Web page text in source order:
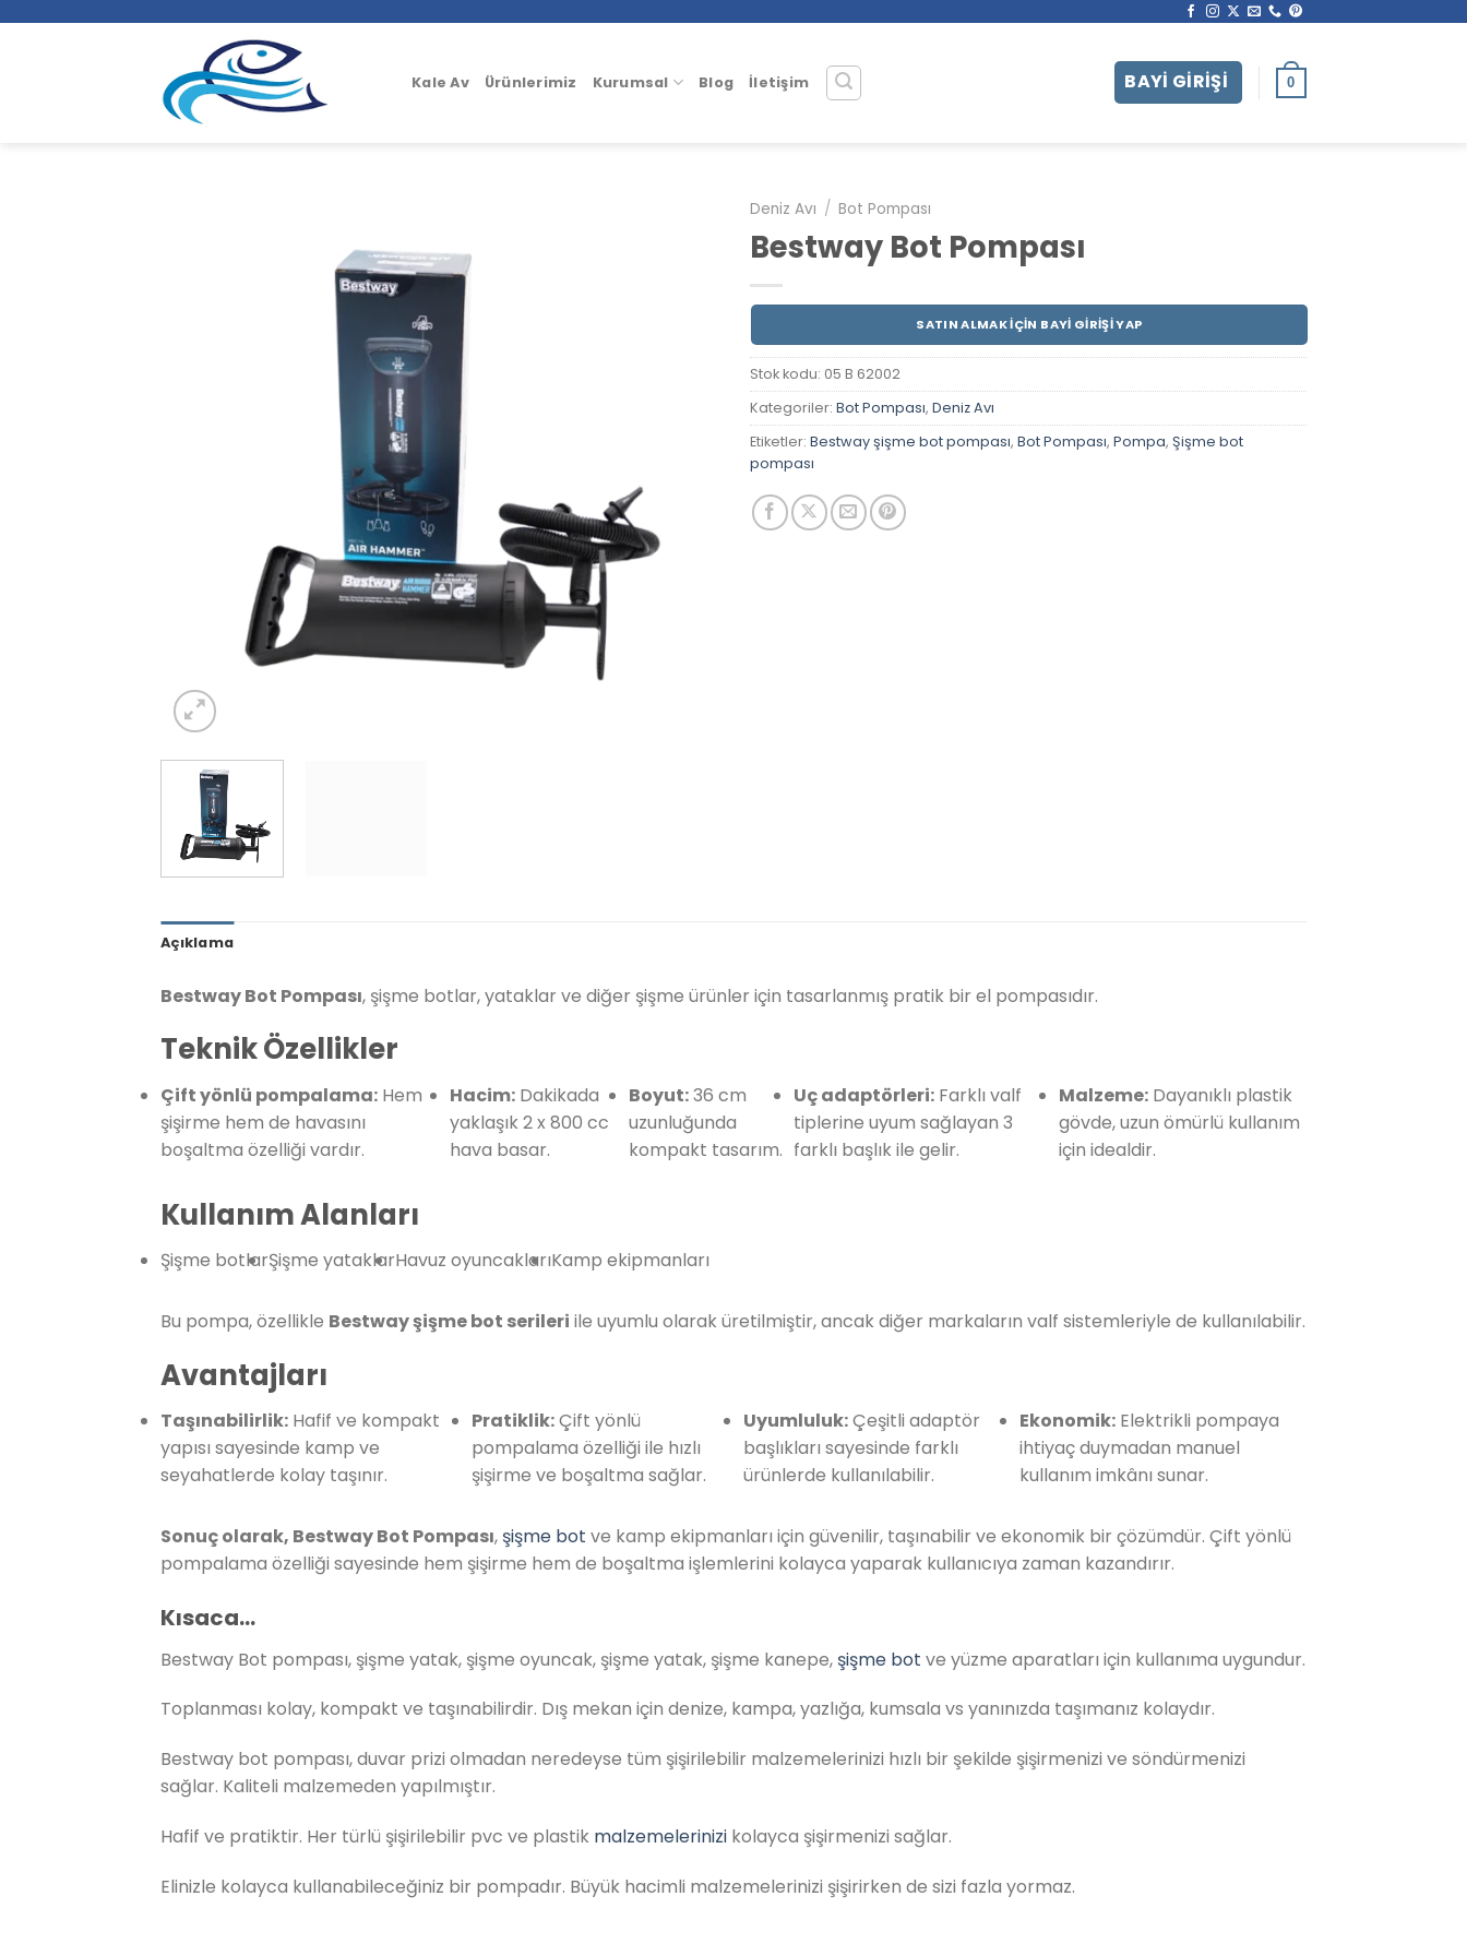
Kale Av Ürünlerimiz Kurumsal Blog İletişim 0
Deniz Avı / Bot Pompası
Bestway Bot Pompası
SATIN ALMAK İÇIN BAYI GIRIŞI YAP
Stok kodu: 05 B 62002
Kategoriler: Bot Pompası, Deniz Avı
Etiketler: Bestway şişme bot pompası, Bot Pompası, Pompa, Şişme bot
pompası
Açıklama
Bestway Bot Pompası, şişme botlar, yataklar ve diğer şişme ürünler için tasarlanmış pratik bir el pompasıdır.
Teknik Özellikler
Çift yönlü pompalama: Hem
şişirme hem de havasını
boşaltma özelliği vardır.
Hacim: Dakikada
yaklaşık 2 x 800 cc
hava basar.
Boyut:36 cm
uzunluğunda
kompakt tasarım.
Uç adaptörleri: Farklı valf
tiplerine uyum sağlayan 3
farklı başlık ile gelir.
Malzeme: Dayanıklı plastik
gövde, uzun ömürlü kullanım
için idealdir.
Kullanım Alanları
Şişme botlarŞişme yataklarHavuz oyuncaklarıKamp ekipmanları
Bu pompa, özellikle Bestway şişme bot serileri ile uyumlu olarak üretilmiştir, ancak diğer markaların valf sistemleriyle de kullanılabilir.
Avantajları
Taşınabilirlik: Hafif ve kompakt
yapısı sayesinde kamp ve
seyahatlerde kolay taşınır.
Pratiklik:Çift yönlü
pompalama özelliği ile hızlı
şişirme ve boşaltma sağlar.
Uyumluluk:Çeşitli adaptör
başlıkları sayesinde farklı
ürünlerde kullanılabilir.
Ekonomik:Elektrikli pompaya
ihtiyaç duymadan manuel
kullanım imkânı sunar.
Sonuç olarak, Bestway Bot Pompası, şişme bot ve kamp ekipmanları için güvenilir, taşınabilir ve ekonomik bir çözümdür. Çift yönlü
pompalama özelliği sayesinde hem şişirme hem de boşaltma işlemlerini kolayca yaparak kullanıcıya zaman kazandırır.
Kısaca…
Bestway Bot pompası, şişme yatak, şişme oyuncak, şişme yatak, şişme kanepe, şişme bot ve yüzme aparatları için kullanıma uygundur.
Toplanması kolay, kompakt ve taşınabilirdir. Dış mekan için denize, kampa, yazlığa, kumsala vs yanınızda taşımanız kolaydır.
Bestway bot pompası, duvar prizi olmadan neredeyse tüm şişirilebilir malzemelerinizi hızlı bir şekilde şişirmenizi ve söndürmenizi
sağlar. Kaliteli malzemeden yapılmıştır.
Hafif ve pratiktir. Her türlü şişirilebilir pvc ve plastik malzemelerinizi kolayca şişirmenizi sağlar.
Elinizle kolayca kullanabileceğiniz bir pompadır. Büyük hacimli malzemelerinizi şişirirken de sizi fazla yormaz.